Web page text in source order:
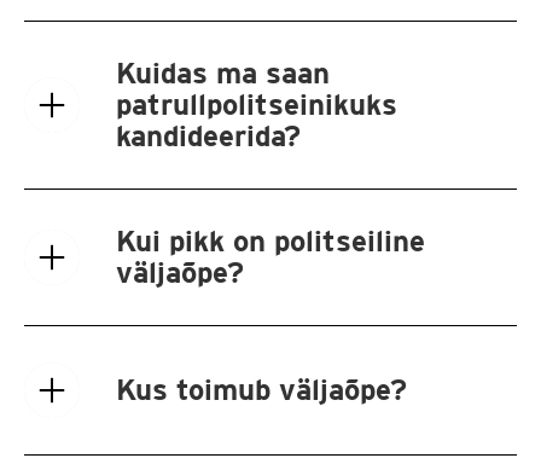
Kuidas ma saan
patrullpolitseinikuks
kandideerida?
Kui pikk on politseiline
väljaõpe?
Kus toimub väljaõpe?